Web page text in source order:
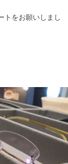
トをお願いしまし